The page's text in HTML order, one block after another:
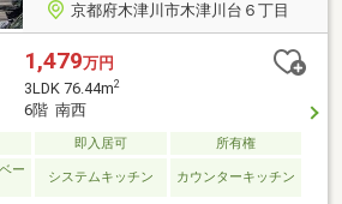
京都府木津川市木津川台６丁目
1,479万円
3LDK 76.44m2
6階 南西
即入居可
所有権
ー
システムキッチン カウンターキッチン